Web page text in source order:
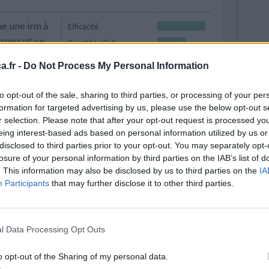
- Do Not Process My Personal Information
opt-out of the sale, sharing to third parties, or processing of your
for targeted advertising by us, please use the below opt-out
selection. Please note that after your opt-out request is processed
interest-based ads based on personal information utilized by us
to third parties prior to your opt-out. You may separately
of your personal information by third parties on the IAB’s list of
This information may also be disclosed by us to third parties on the
Participants that may further disclose it to other third parties.
Data Processing Opt Outs
opt-out of the Sharing of my personal data.
Efficacité
Quantité effets
une irm à
ce
crise de
mais mis à part ça, aucun soucis. La
des...lire la suite
0 réactions
Efficacité
de